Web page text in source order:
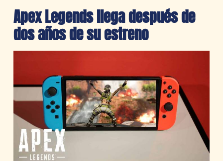
Apex Legends llega después de
dos años de su estreno